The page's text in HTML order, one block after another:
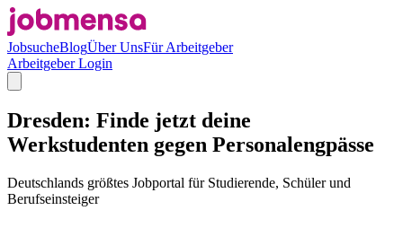
JobsucheBlogÜber UnsFür Arbeitgeber
Arbeitgeber Login
Dresden: Finde jetzt deine
Werkstudenten gegen Personalengpässe
Deutschlands größtes Jobportal für Studierende, Schüler und
Berufseinsteiger